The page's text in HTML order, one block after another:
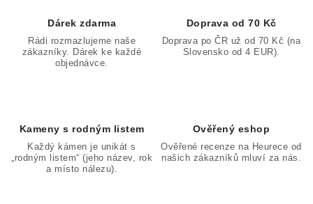
Dárek zdarma
Rádi rozmazlujeme naše
zákazníky. Dárek ke každé
objednávce.
Doprava od 70 Kč
Doprava po ČR už od 70 Kč (na
Slovensko od 4 EUR).
Kameny s rodným listem
Každý kámen je unikát s
„rodným listem“ (jeho název, rok
a místo nálezu).
Ověřený eshop
Ověřené recenze na Heurece od
našich zákazníků mluví za nás.